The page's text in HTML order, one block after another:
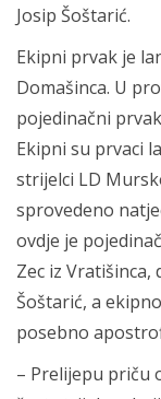
Josip Šoštarić.
Ekipni prvak je
Domašinca. U
pojedinačni
Ekipni su prvaci
strijelci LD
sprovedeno
ovdje je
Zec iz
Šoštarić, a
posebno
– Prelijepu priču